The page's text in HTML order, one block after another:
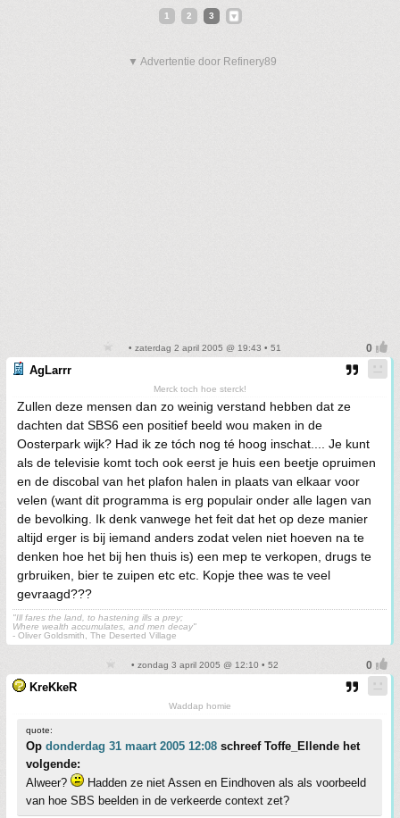
1 2 3
▼ Advertentie door Refinery89
• zaterdag 2 april 2005 @ 19:43 • 51
AgLarrr
Merck toch hoe sterck!
Zullen deze mensen dan zo weinig verstand hebben dat ze
dachten dat SBS6 een positief beeld wou maken in de
Oosterpark wijk? Had ik ze tóch nog té hoog inschat.... Je kunt
als de televisie komt toch ook eerst je huis een beetje opruimen
en de discobal van het plafon halen in plaats van elkaar voor
velen (want dit programma is erg populair onder alle lagen van
de bevolking. Ik denk vanwege het feit dat het op deze manier
altijd erger is bij iemand anders zodat velen niet hoeven na te
denken hoe het bij hen thuis is) een mep te verkopen, drugs te
grbruiken, bier te zuipen etc etc. Kopje thee was te veel
gevraagd???
"Ill fares the land, to hastening ills a prey;
Where wealth accumulates, and men decay"
- Oliver Goldsmith, The Deserted Village
• zondag 3 april 2005 @ 12:10 • 52
KreKkeR
Waddap homie
quote:
Op donderdag 31 maart 2005 12:08 schreef Toffe_Ellende het
volgende:
Alweer?
Hadden ze niet Assen en Eindhoven als als voorbeeld
van hoe SBS beelden in de verkeerde context zet?